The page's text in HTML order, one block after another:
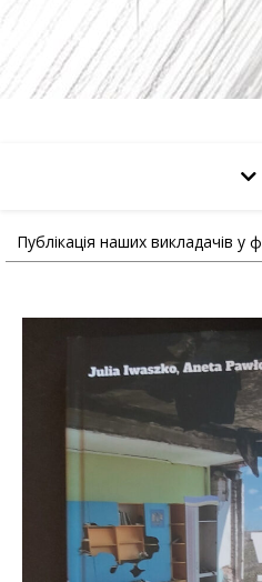
Публікація наших викладачів